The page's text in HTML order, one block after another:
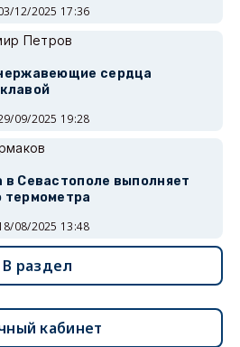
12/2025 17:36
Петров
сердца
09/2025 19:28
в Севастополе выполняет
термометра
08/2025 13:48
В раздел
кабинет